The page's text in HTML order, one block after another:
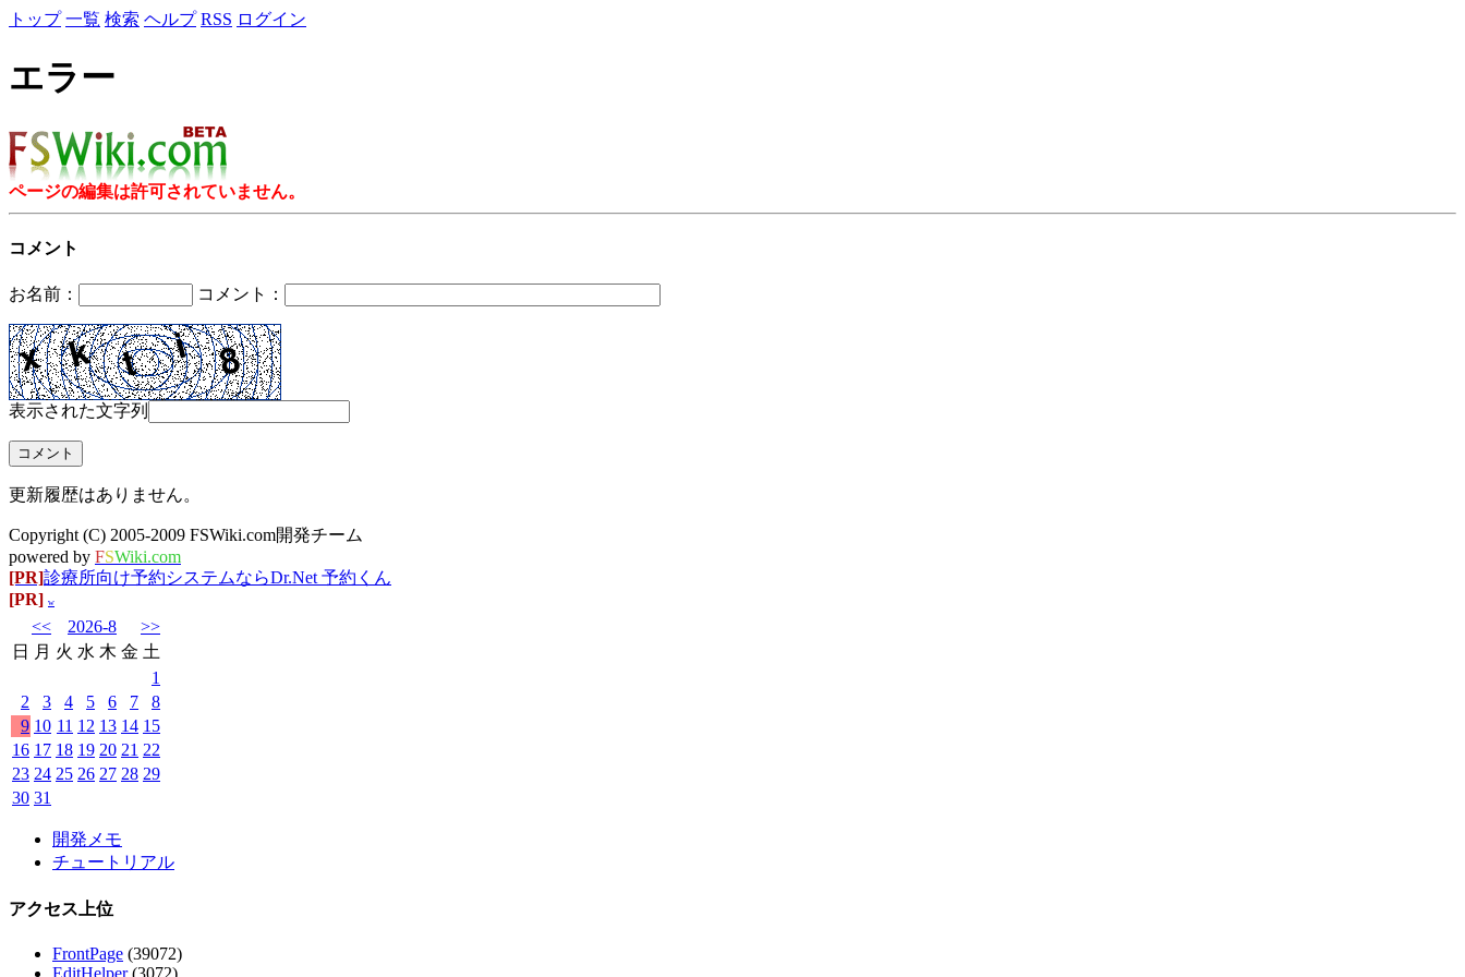
トップ 一覧 検索 ヘルプ RSS ログイン
エラー
ページの編集は許可されていません。
コメント
お名前： コメント：
表示された文字列
更新履歴はありません。
Copyright (C) 2005-2009 FSWiki.com開発チーム
powered by FSWiki.com
[PR]診療所向け予約システムならDr.Net 予約くん
[PR] w
<< 2026-8
>>
日 月 火 水 木 金 土
1
2
3 4 5 6 7
8
9 10 11 12 13 14 15
16 17 18 19 20 21 22
23 24 25 26 27 28 29
30 31
開発メモ
チュートリアル
アクセス上位
FrontPage (39072)
EditHelper(3072)